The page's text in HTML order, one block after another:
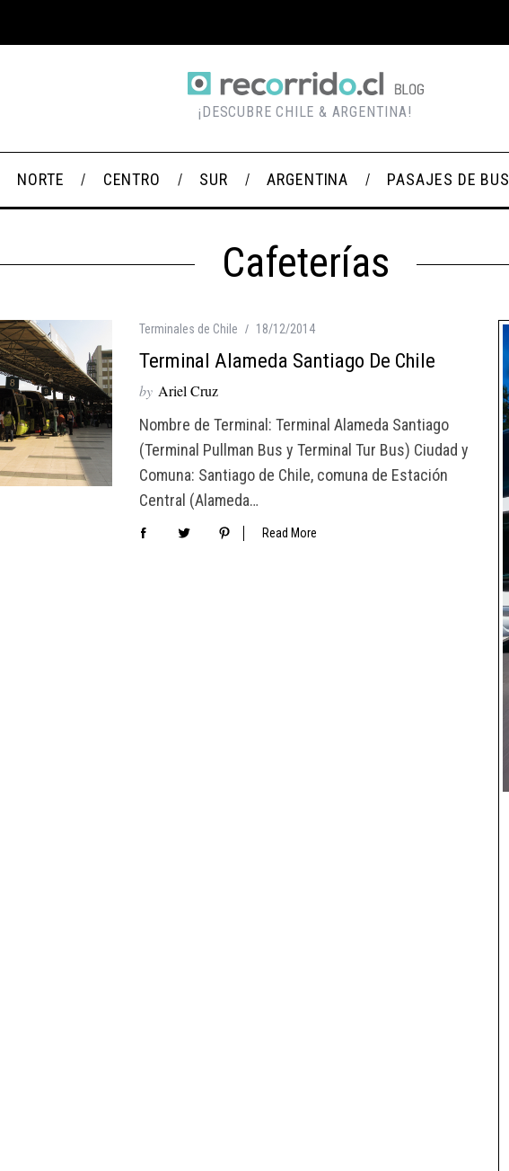
¡DESCUBRE CHILE & ARGENTINA!
NORTE CENTRO SUR ARGENTINA PASAJES DE BUS
Cafeterías
Terminales de Chile 18/12/2014
Terminal Alameda Santiago De Chile
by Ariel Cruz
Nombre de Terminal: Terminal Alameda Santiago
(Terminal Pullman Bus y Terminal Tur Bus) Ciudad y
Comuna: Santiago de Chile, comuna de Estación
Central (Alameda…
Read More